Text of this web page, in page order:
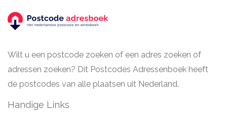
Wilt u een postcode zoeken of een adres zoeken of
adressen zoeken? Dit Postcodes Adressenboek heeft
de postcodes van alle plaatsen uit Nederland.
Handige Links